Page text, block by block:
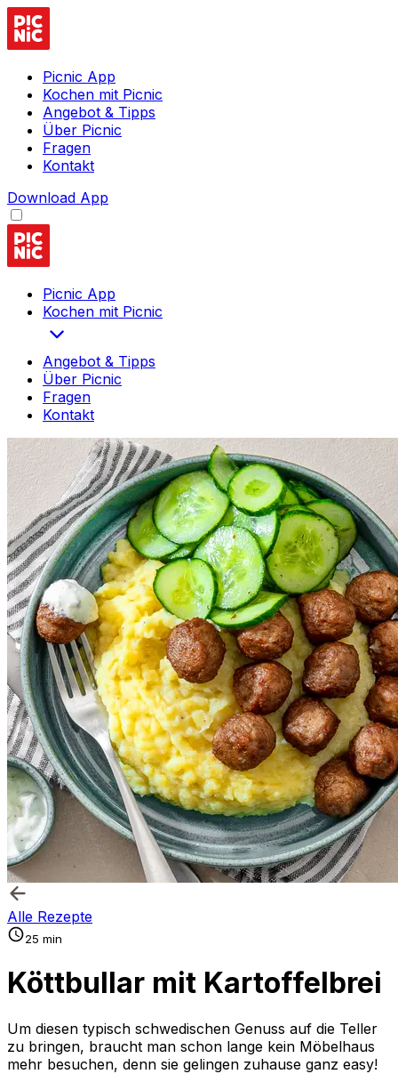
Picnic App
Kochen mit Picnic
Angebot & Tipps
Über Picnic
Fragen
Kontakt
Download App
Picnic App
Kochen mit Picnic
Angebot & Tipps
Über Picnic
Fragen
Kontakt
Alle Rezepte
25 min
Köttbullar mit Kartoffelbrei
Um diesen typisch schwedischen Genuss auf die Teller
zu bringen, braucht man schon lange kein Möbelhaus
mehr besuchen, denn sie gelingen zuhause ganz easy!